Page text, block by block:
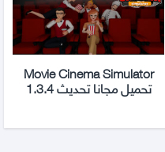
Movie Cinema Simulator
تحميل مجانا تحديث 1.3.4